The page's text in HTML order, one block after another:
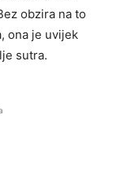
obzira na to
ona je uvijek
sutra.